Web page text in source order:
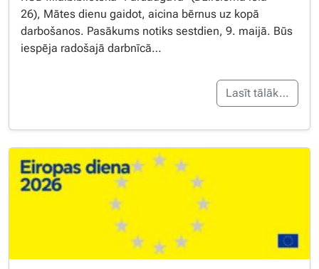
26), Mātes dienu gaidot, aicina bērnus uz kopā
darbošanos. Pasākums notiks sestdien, 9. maijā. Būs
iespēja radošajā darbnīcā…
Lasīt tālāk…